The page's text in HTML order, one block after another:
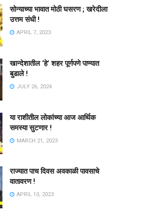
सोन्याच्या भावात मोठी घसरण ; खरेदीला
उत्तम संधी !
APRIL 7, 2023
खान्देशातील ‘हे’ शहर पूर्णपणे पाण्यात
बुडाले !
JULY 26, 2024
या राशीतील लोकांच्या आज आर्थिक
समस्या सुटणार !
MARCH 21, 2023
राज्यात पाच दिवस अवकाळी पावसाचे
वातावरण !
APRIL 10, 2023